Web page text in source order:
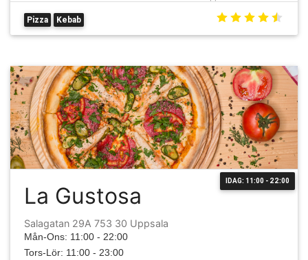
Pizza Kebab
IDAG: 11:00 - 22:00
La Gustosa
Salagatan 29A 753 30 Uppsala
Mån-Ons: 11:00 - 22:00
Tors-Lör: 11:00 - 23:00